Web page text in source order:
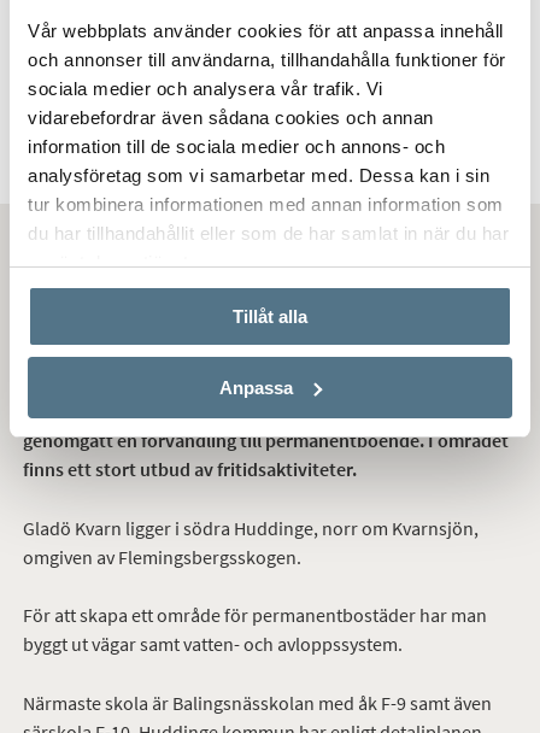
Vår webbplats använder cookies för att anpassa innehåll
och annonser till användarna, tillhandahålla funktioner för
sociala medier och analysera vår trafik. Vi
vidarebefordrar även sådana cookies och annan
information till de sociala medier och annons- och
analysföretag som vi samarbetar med. Dessa kan i sin
tur kombinera informationen med annan information som
du har tillhandahållit eller som de har samlat in när du har
använt deras tjänster.
Tillåt alla
Anpassa
GLADÖ KVARN, HUDDINGE
Lidavägen 17G
2 875 000 KR
Bostäder till salu i Gladö Kvarn
Att bo i Gladö Kvarn
Gladö Kvarn är ett fritidsområde från fyrtiotalet som
genomgått en förvandling till permanentboende. I området
finns ett stort utbud av fritidsaktiviteter.
Gladö Kvarn ligger i södra Huddinge, norr om Kvarnsjön,
omgiven av Flemingsbergsskogen.
För att skapa ett område för permanentbostäder har man
byggt ut vägar samt vatten- och avloppssystem.
Närmaste skola är Balingsnässkolan med åk F-9 samt även